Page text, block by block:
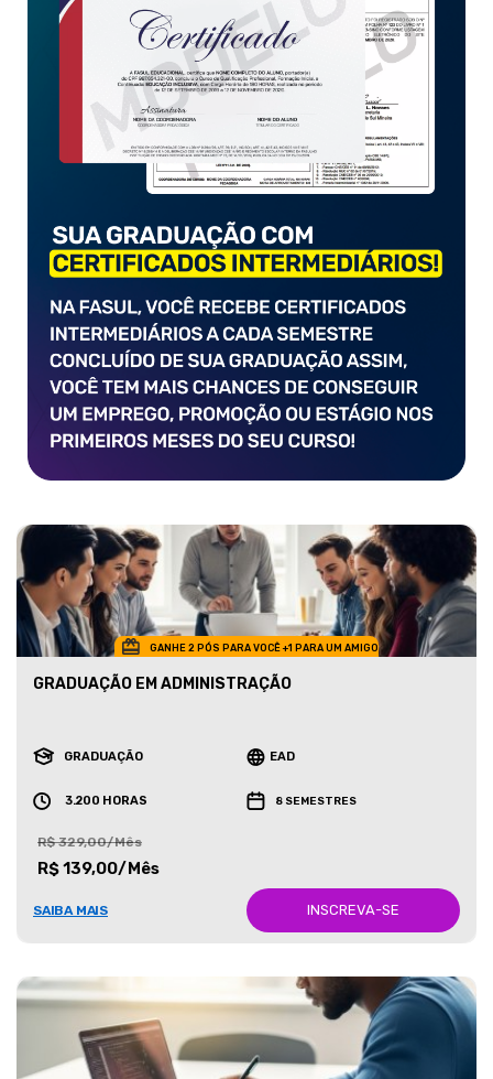
GANHE 2 PÓS PARA VOCÊ +1 PARA UM AMIGO
GRADUAÇÃO EM ADMINISTRAÇÃO
GRADUAÇÃO EAD
3.200 HORAS 8 SEMESTRES
R$ 329,00/Mês
R$ 139,00/Mês
SAIBA MAIS INSCREVA-SE